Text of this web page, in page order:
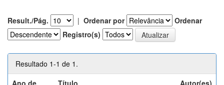
Result./Pág. | Ordenar por
Ordenar
Registro(s)
Resultado 1-1 de 1.
Ano de
Título Autor(es)